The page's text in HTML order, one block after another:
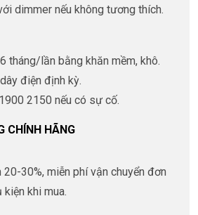
dimmer nếu không tương thích.
tháng/lần bằng khăn mềm, khô.
điện định kỳ.
2150 nếu có sự cố.
CHÍNH HÃNG
30%, miễn phí vận chuyển đơn
khi mua.